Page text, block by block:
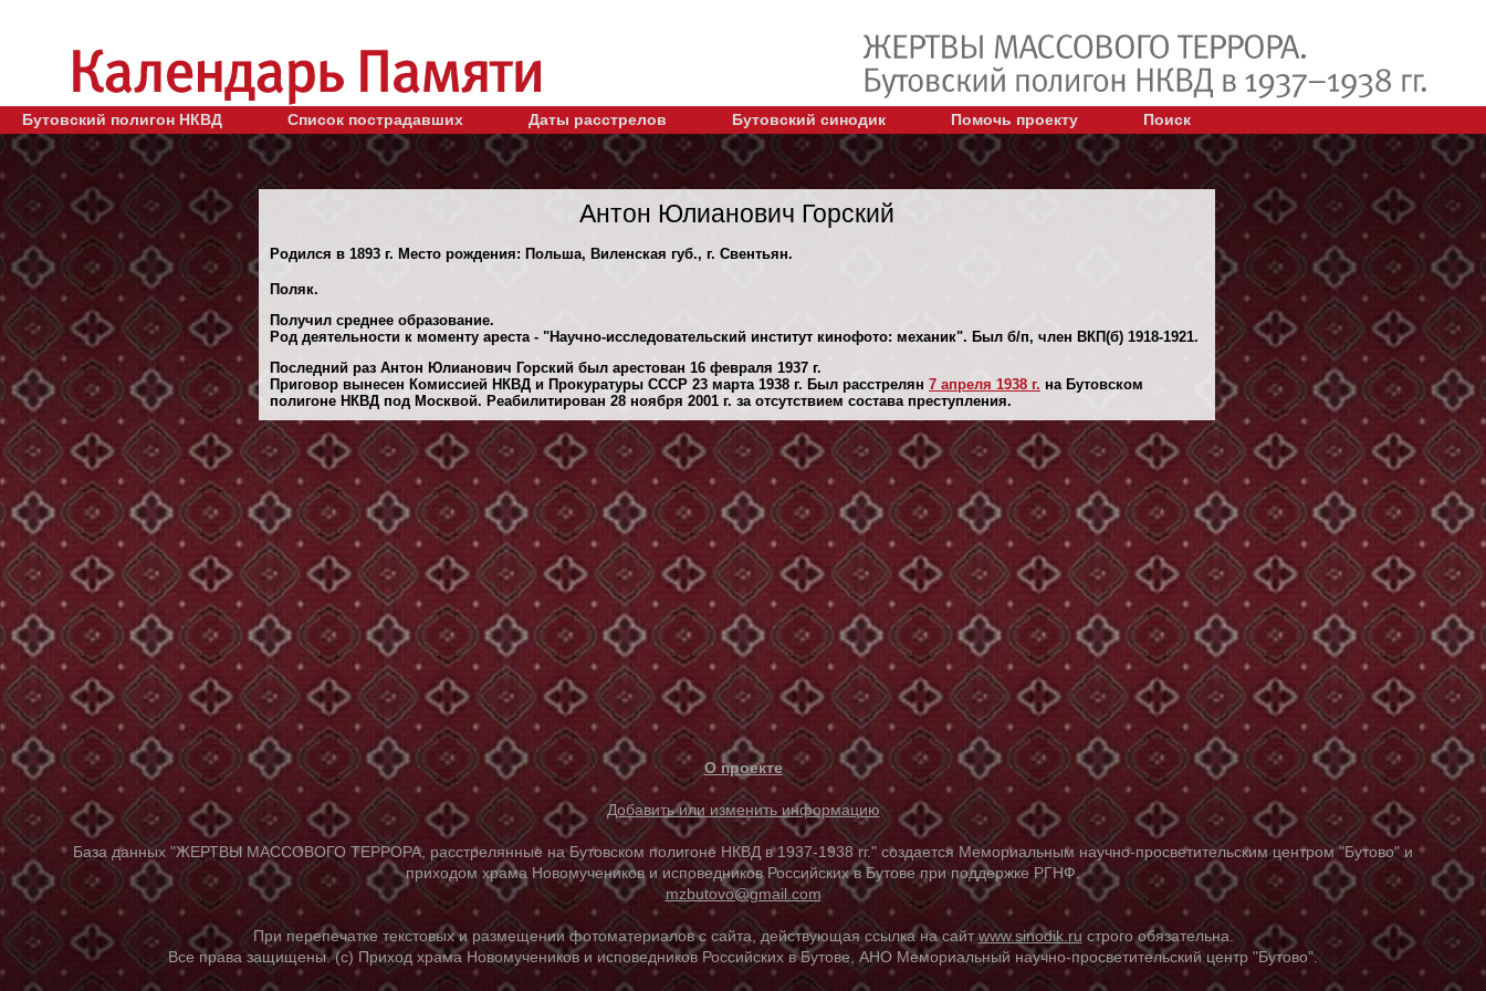
Бутовский полигон НКВД Список пострадавших Даты расстрелов Бутовский синодик Помочь проекту Поиск
Антон Юлианович Горский
Родился в 1893 г. Место рождения: Польша, Виленская губ., г. Свентьян.
Поляк.
Получил среднее образование.
Род деятельности к моменту ареста - "Научно-исследовательский институт кинофото: механик". Был б/п, член ВКП(б) 1918-1921.
Последний раз Антон Юлианович Горский был арестован 16 февраля 1937 г.
Приговор вынесен Комиссией НКВД и Прокуратуры СССР 23 марта 1938 г. Был расстрелян 7 апреля 1938 г. на Бутовском
полигоне НКВД под Москвой. Реабилитирован 28 ноября 2001 г. за отсутствием состава преступления.
О проекте
Добавить или изменить информацию
База данных "ЖЕРТВЫ МАССОВОГО ТЕРРОРА, расстрелянные на Бутовском полигоне НКВД в 1937-1938 гг." создается Мемориальным научно-просветительским центром "Бутово" и
приходом храма Новомучеников и исповедников Российских в Бутове при поддержке РГНФ.
mzbutovo@gmail.com
При перепечатке текстовых и размещении фотоматериалов с сайта, действующая ссылка на сайтwww.sinodik.ru строго обязательна.
Все права защищены. (с) Приход храма Новомучеников и исповедников Российских в Бутове, АНО Мемориальный научно-просветительский центр "Бутово".